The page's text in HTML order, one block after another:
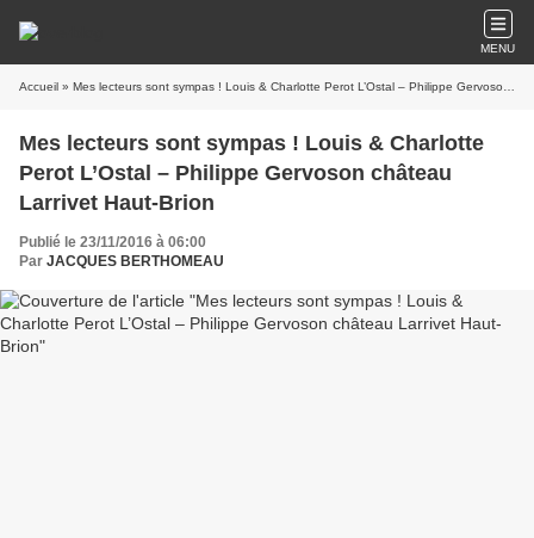
MENU
Accueil » Mes lecteurs sont sympas ! Louis & Charlotte Perot L’Ostal – Philippe Gervoson château Larrivet Haut-Brion
Mes lecteurs sont sympas ! Louis & Charlotte
Perot L’Ostal – Philippe Gervoson château
Larrivet Haut-Brion
Publié le 23/11/2016 à 06:00
Par JACQUES BERTHOMEAU